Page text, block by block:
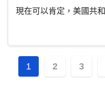
現在可以肯定，美國共
文
1 2 3